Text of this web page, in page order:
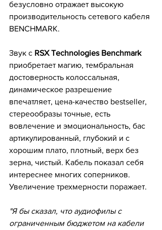
безусловно отражает высокую
производительность сетевого кабеля
BENCHMARK.
Звук с RSX Teсhnоlоgies Benchmark
приобретает магию, тембральная
достоверность колоссальная,
динамическое разрешение
впечатляет, цена-качество bestseller,
стереообразы точные, есть
вовлечение и эмоциональность, бас
артикулированный, глубокий и с
хорошим плато, плотный, верх без
зерна, чистый. Кабель показал себя
интереснее многих соперников.
Увеличение трехмерности поражает.
"Я бы сказал, что аудиофилы с
ограниченным бюджетом на кабели